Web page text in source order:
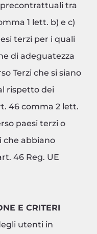
tra
1 lett. b) e c)
terzi per i quali
di adeguatezza
Terzi che si siano
rispetto dei
46 comma 2 lett.
paesi terzi o
che abbiano
46 Reg. UE
E CRITERI
utenti in